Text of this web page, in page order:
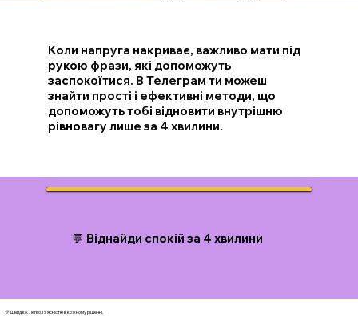
Коли напруга накриває, важливо мати під
рукою фрази, які допоможуть
заспокоїтися. В Телеграм ти можеш
знайти прості і ефективні методи, що
допоможуть тобі відновити внутрішню
рівновагу лише за 4 хвилини.
💬 Віднайди спокій за 4 хвилини
💛 Швидко. Легко. І з ясністю в кожному рішенні.